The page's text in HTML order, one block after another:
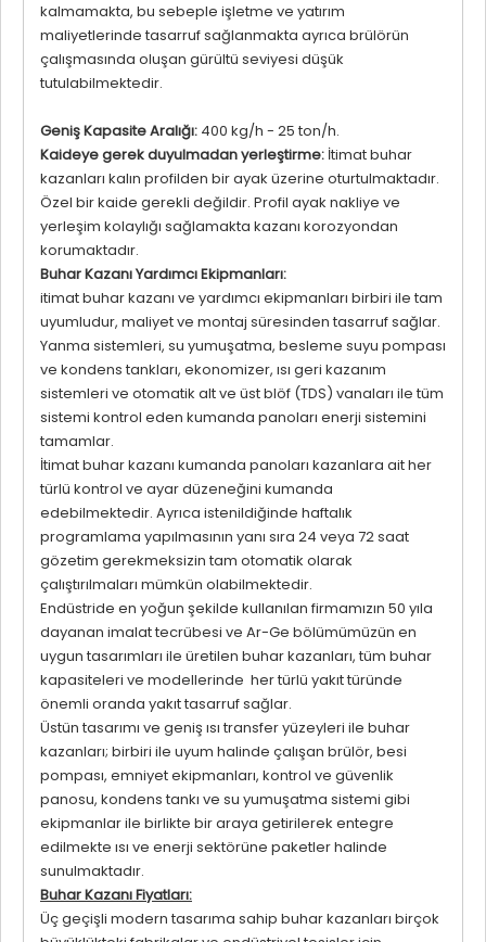
kalmamakta, bu sebeple işletme ve yatırım
maliyetlerinde tasarruf sağlanmakta ayrıca brülörün
çalışmasında oluşan gürültü seviyesi düşük
tutulabilmektedir.
Geniş Kapasite Aralığı: 400 kg/h - 25 ton/h.
Kaideye gerek duyulmadan yerleştirme: İtimat buhar
kazanları kalın profilden bir ayak üzerine oturtulmaktadır.
Özel bir kaide gerekli değildir. Profil ayak nakliye ve
yerleşim kolaylığı sağlamakta kazanı korozyondan
korumaktadır.
Buhar Kazanı Yardımcı Ekipmanları:
itimat buhar kazanı ve yardımcı ekipmanları birbiri ile tam
uyumludur, maliyet ve montaj süresinden tasarruf sağlar.
Yanma sistemleri, su yumuşatma, besleme suyu pompası
ve kondens tankları, ekonomizer, ısı geri kazanım
sistemleri ve otomatik alt ve üst blöf (TDS) vanaları ile tüm
sistemi kontrol eden kumanda panoları enerji sistemini
tamamlar.
İtimat buhar kazanı kumanda panoları kazanlara ait her
türlü kontrol ve ayar düzeneğini kumanda
edebilmektedir. Ayrıca istenildiğinde haftalık
programlama yapılmasının yanı sıra 24 veya 72 saat
gözetim gerekmeksizin tam otomatik olarak
çalıştırılmaları mümkün olabilmektedir.
Endüstride en yoğun şekilde kullanılan firmamızın 50 yıla
dayanan imalat tecrübesi ve Ar-Ge bölümümüzün en
uygun tasarımları ile üretilen buhar kazanları, tüm buhar
kapasiteleri ve modellerinde her türlü yakıt türünde
önemli oranda yakıt tasarruf sağlar.
Üstün tasarımı ve geniş ısı transfer yüzeyleri ile buhar
kazanları; birbiri ile uyum halinde çalışan brülör, besi
pompası, emniyet ekipmanları, kontrol ve güvenlik
panosu, kondens tankı ve su yumuşatma sistemi gibi
ekipmanlar ile birlikte bir araya getirilerek entegre
edilmekte ısı ve enerji sektörüne paketler halinde
sunulmaktadır.
Buhar Kazanı Fiyatları:
Üç geçişli modern tasarıma sahip buhar kazanları birçok